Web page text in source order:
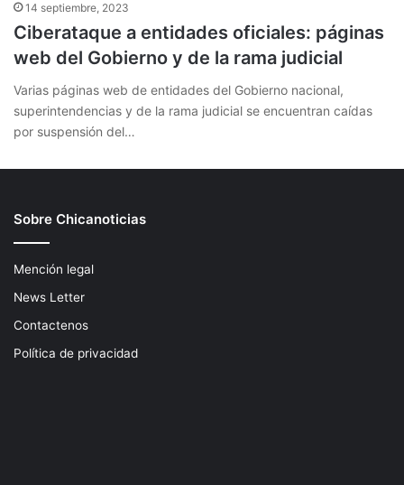
14 septiembre, 2023
Ciberataque a entidades oficiales: páginas
web del Gobierno y de la rama judicial
Varias páginas web de entidades del Gobierno nacional,
superintendencias y de la rama judicial se encuentran caídas
por suspensión del…
Sobre Chicanoticias
Mención legal
News Letter
Contactenos
Política de privacidad